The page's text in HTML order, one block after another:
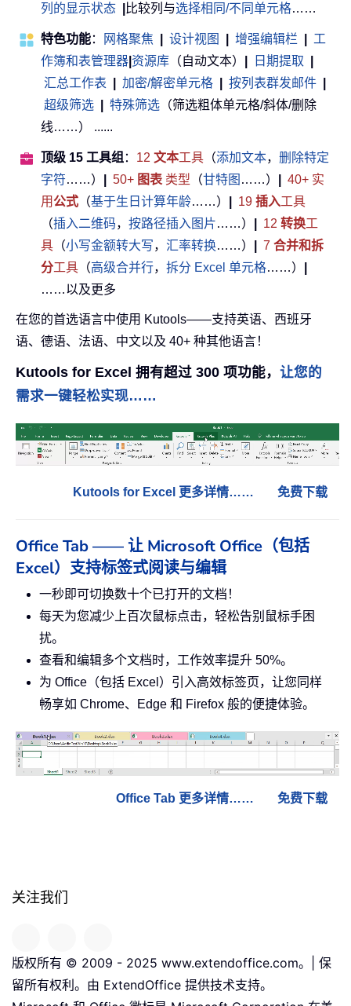
列的显示状态
比较列与选择相同/不同单元格……
特色功能： 网格聚焦 设计视图 增强编辑栏
工
作簿和表管理器 资源库 （自动文本） 日期提取
汇总工作表
加密/解密单元格 按列表群发邮件
超级筛选
特殊筛选 （筛选粗体单元格/斜体/删除
线……） ......
顶级 15 工具组 ： 12 文本工具 （添加文本， 删除特定
字符……） 50+ 图表 类型 （甘特图 ……）
40+ 实
用公式 （基于生日计算年龄……） 19 插入工具
（插入二维码， 按路径插入图片……） 12 转换工
具 （小写金额转大写， 汇率转换……） 7 合并和拆
分工具 （高级合并行， 拆分 Excel 单元格……）
……以及更多
在您的首选语言中使用 Kutools——支持英语、西班牙
语、德语、法语、中文以及 40+ 种其他语言！
Kutools for Excel 拥有超过 300 项功能， 让您的
需求一键轻松实现……
Kutools for Excel 更多详情…… 免费下载
Office Tab —— 让 Microsoft Office（包括
Excel）支持标签式阅读与编辑
一秒即可切换数十个已打开的文档！
每天为您减少上百次鼠标点击，轻松告别鼠标手困
扰。
查看和编辑多个文档时，工作效率提升 50%。
为 Office（包括 Excel）引入高效标签页，让您同样
畅享如 Chrome、Edge 和 Firefox 般的便捷体验。
Office Tab 更多详情…… 免费下载
关注我们
版权所有 © 2009 - 2025 www.extendoffice.com。| 保
留所有权利。由 ExtendOffice 提供技术支持。